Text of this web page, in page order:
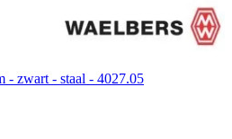
- zwart - staal - 4027.05